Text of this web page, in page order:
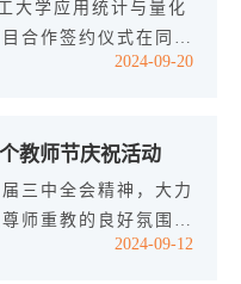
会财务报告、监事会
告、选举办法等。大
大学应用统计与量化
合作签约仪式在同济
党委书记李静茹主
及研究成果，强调了
展双学位项目的重要
生搭建起一座连接理
2024-09-20
教师节庆祝活动
三中全会精神，大力
师重教的良好氛围，
楼108举行第40个教
2024-09-12